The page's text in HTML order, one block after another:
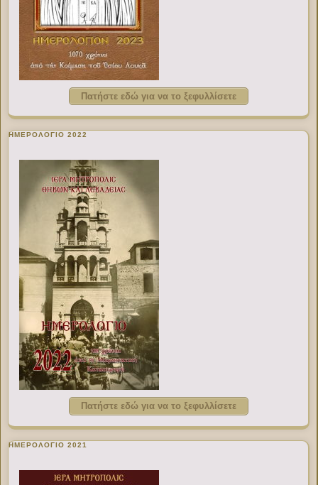
Πατήστε εδώ για να το ξεφυλλίσετε
ΗΜΕΡΟΛΟΓΙΟ 2022
Πατήστε εδώ για να το ξεφυλλίσετε
ΗΜΕΡΟΛΟΓΙΟ 2021